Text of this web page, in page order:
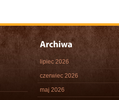
lipiec 2026
czerwiec 2026
maj 2026